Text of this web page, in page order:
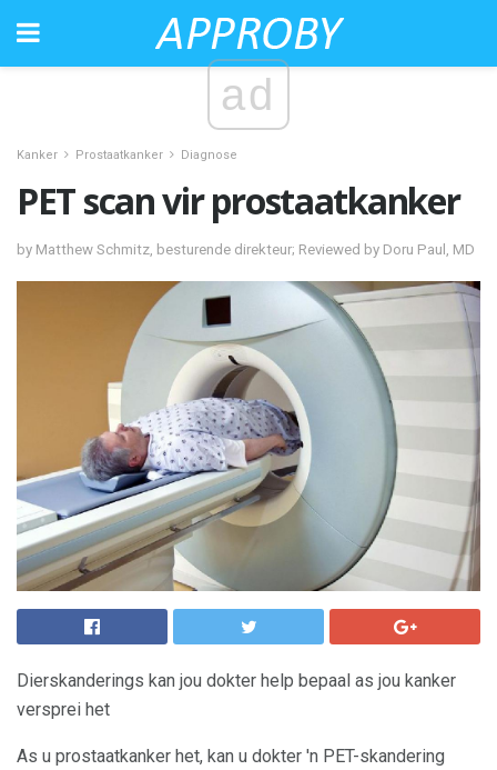
ad
Kanker Prostaatkanker Diagnose
PET scan vir prostaatkanker
by Matthew Schmitz, besturende direkteur; Reviewed by Doru Paul, MD
Dierskanderings kan jou dokter help bepaal as jou kanker
versprei het
As u prostaatkanker het, kan u dokter 'n PET-skandering